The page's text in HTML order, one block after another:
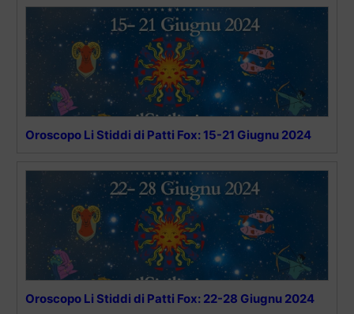
Oroscopo Li Stiddi di Patti Fox: 15-21 Giugnu 2024
Oroscopo Li Stiddi di Patti Fox: 22-28 Giugnu 2024